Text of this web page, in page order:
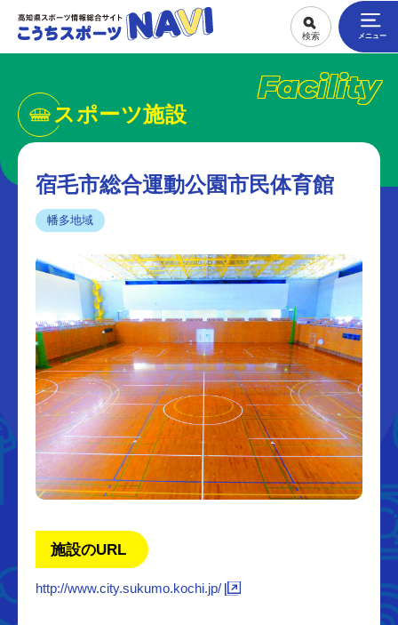
Facility
スポーツ施設
宿毛市総合運動公園市民体育館
幡多地域
施設のURL
http://www.city.sukumo.kochi.jp/